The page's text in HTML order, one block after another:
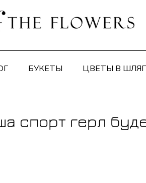
БУКЕТЫ ЦВЕТЫ В
спорт герл